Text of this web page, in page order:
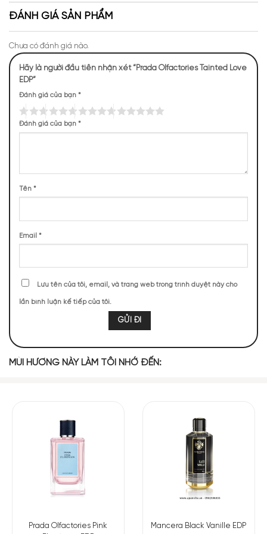
Love
THỰC TẾ
81 (21,60%) 66 (17,60%)
ĐÁNH GIÁ SẢN PHẨM
Chưa có đánh giá nào.
Hãy là người đầu tiên nhận xét “Prada Olfactories Tainted Love
EDP”
Đánh giá của bạn *
Đánh giá của bạn *
Tên *
Email *
Lưu tên của tôi, email, và trang web trong trình duyệt này cho
lần bình luận kế tiếp của tôi.
MÙI HƯƠNG NÀY LÀM TÔI NHỚ ĐẾN:
Prada Olfactories Pink
Mancera Black Vanille EDP